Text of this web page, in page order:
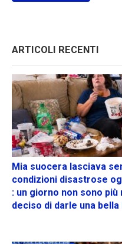
ARTICOLI RECENTI
Mia suocera lasciava
condizioni disastrose
: un giorno non sono
deciso di darle una